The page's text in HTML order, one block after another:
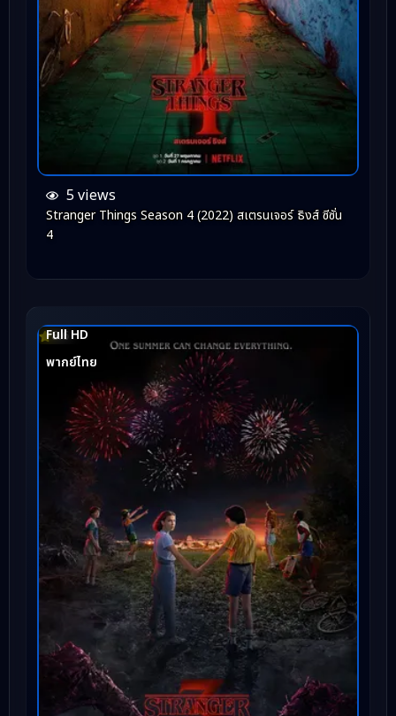
5 views
Stranger Things Season 4 (2022) สเตรนเจอร์ ธิงส์ ซีซั่น
4
Full HD
พากย์ไทย
8.6